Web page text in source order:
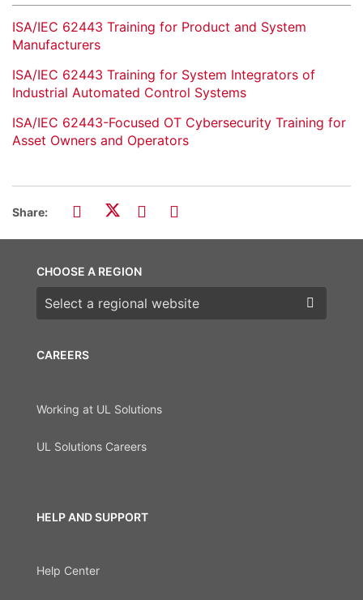
ISA/IEC 62443 Training for Product and System
Manufacturers
ISA/IEC 62443 Training for System Integrators of
Industrial Automated Control Systems
ISA/IEC 62443-Focused OT Cybersecurity Training for
Asset Owners and Operators
Share:
CAREERS
Working at UL Solutions
UL Solutions Careers
HELP AND SUPPORT
Help Center
CHOOSE A REGION
Choose a region